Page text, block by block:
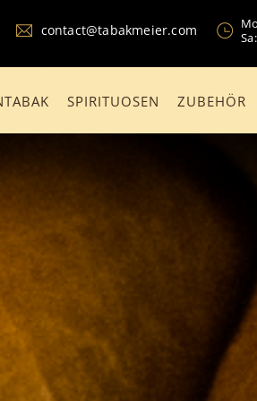
contact@tabakmeier.com
SPIRITUOSEN ZUBEHÖR